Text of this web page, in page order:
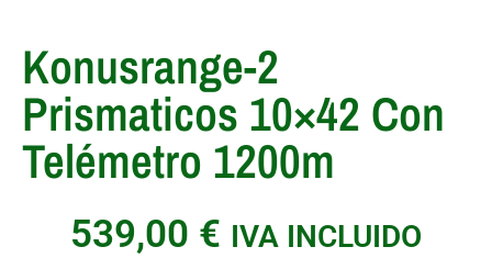
Konusrange-2
Prismaticos 10×42 Con
Telémetro 1200m
539,00 € IVA INCLUIDO